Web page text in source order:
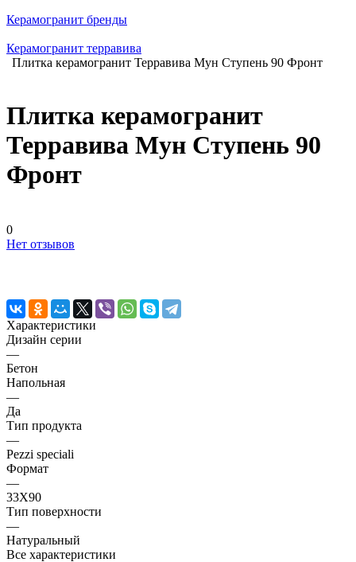
Керамогранит бренды
Керамогранит терравива
Плитка керамогранит Терравива Мун Ступень 90 Фронт
Плитка керамогранит
Терравива Мун Ступень 90
Фронт
0
Нет отзывов
Характеристики
Дизайн серии
—
Бетон
Напольная
—
Да
Тип продукта
—
Pezzi speciali
Формат
—
33X90
Тип поверхности
—
Натуральный
Все характеристики